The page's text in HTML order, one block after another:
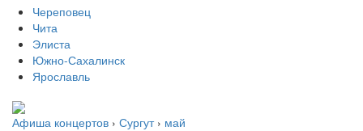
Череповец
Чита
Элиста
Южно-Сахалинск
Ярославль
Афиша концертов › Сургут› май